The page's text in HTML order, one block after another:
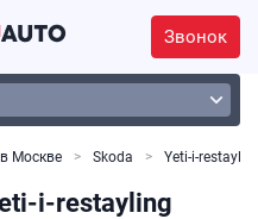
Звонок
Москве Skoda Yeti-i-
i-restayling